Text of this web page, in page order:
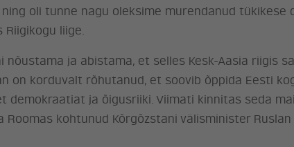
oli tunne nagu oleksime murendanud tükikese
liige.
nõustama ja abistama, et selles Kesk-Aasia riigis
on korduvalt rõhutanud, et soovib õppida Eesti
demokraatiat ja õigusriiki. Viimati kinnitas seda
kohtunud Kõrgõzstani välisminister Ruslan